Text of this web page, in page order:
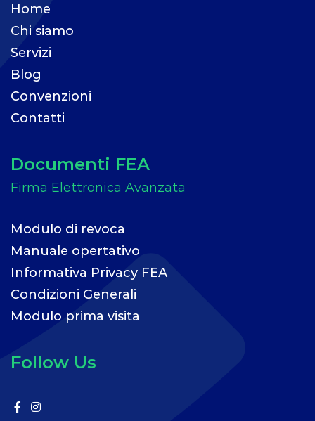
Home
Chi siamo
Servizi
Blog
Convenzioni
Contatti
Documenti FEA
Modulo di revoca
Manuale opertativo
Informativa Privacy FEA
Condizioni Generali
Modulo prima visita
Follow Us